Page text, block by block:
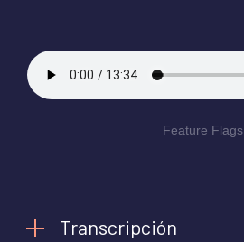
Feature Flags
Transcripción